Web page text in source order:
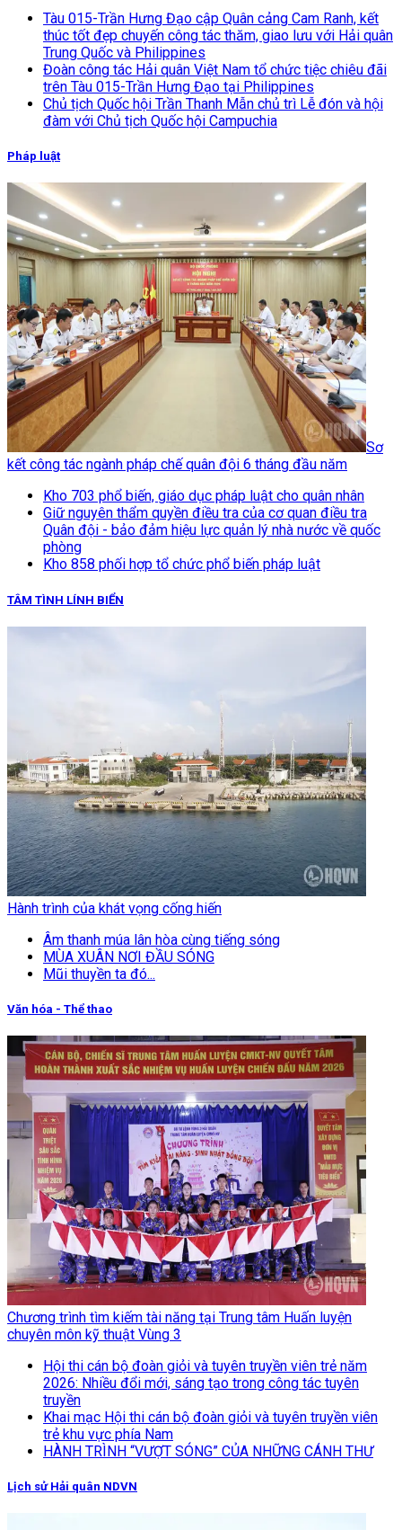
Tàu 015-Trần Hưng Đạo cập Quân cảng Cam Ranh, kết
thúc tốt đẹp chuyến công tác thăm, giao lưu với Hải quân
Trung Quốc và Philippines
Đoàn công tác Hải quân Việt Nam tổ chức tiệc chiêu đãi
trên Tàu 015-Trần Hưng Đạo tại Philippines
Chủ tịch Quốc hội Trần Thanh Mẫn chủ trì Lễ đón và hội
đàm với Chủ tịch Quốc hội Campuchia
Pháp luật
Sơ
kết công tác ngành pháp chế quân đội 6 tháng đầu năm
Kho 703 phổ biến, giáo dục pháp luật cho quân nhân
Giữ nguyên thẩm quyền điều tra của cơ quan điều tra
Quân đội - bảo đảm hiệu lực quản lý nhà nước về quốc
phòng
Kho 858 phối hợp tổ chức phổ biến pháp luật
TÂM TÌNH LÍNH BIỂN
Hành trình của khát vọng cống hiến
Âm thanh múa lân hòa cùng tiếng sóng
MÙA XUÂN NƠI ĐẦU SÓNG
Mũi thuyền ta đó...
Văn hóa - Thể thao
Chương trình tìm kiếm tài năng tại Trung tâm Huấn luyện
chuyên môn kỹ thuật Vùng 3
Hội thi cán bộ đoàn giỏi và tuyên truyền viên trẻ năm
2026: Nhiều đổi mới, sáng tạo trong công tác tuyên
truyền
Khai mạc Hội thi cán bộ đoàn giỏi và tuyên truyền viên
trẻ khu vực phía Nam
HÀNH TRÌNH “VƯỢT SÓNG” CỦA NHỮNG CÁNH THƯ
Lịch sử Hải quân NDVN